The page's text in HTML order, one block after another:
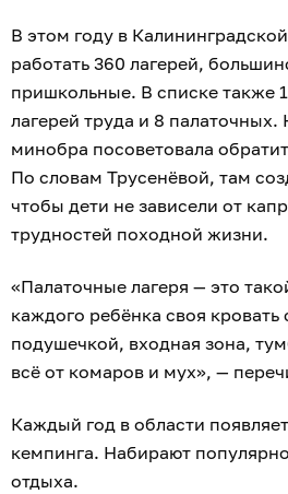
В этом году в
работать 360 лагерей,
пришкольные. В списке также
лагерей труда и 8 палаточных.
минобра посоветовала
По словам Трусенёвой, там
чтобы дети не зависели от
трудностей походной жизни.
«Палаточные лагеря — это
каждого ребёнка своя кровать
подушечкой, входная зона,
всё от комаров и мух», —
Каждый год в области
кемпинга. Набирают
отдыха.